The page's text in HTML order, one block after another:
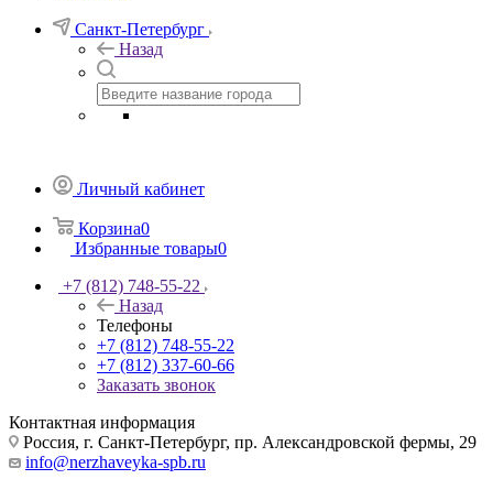
Санкт-Петербург
Назад
Личный кабинет
Корзина0
Избранные товары0
+7 (812) 748-55-22
Назад
Телефоны
+7 (812) 748-55-22
+7 (812) 337-60-66
Заказать звонок
Контактная информация
Россия, г. Санкт-Петербург, пр. Александровской фермы, 29
info@nerzhaveyka-spb.ru